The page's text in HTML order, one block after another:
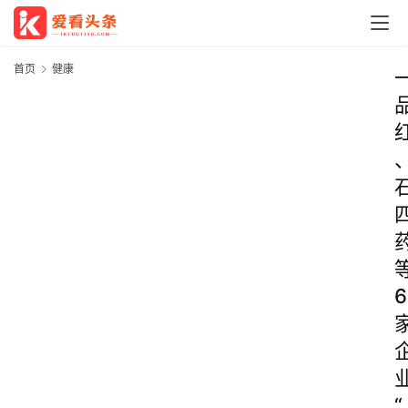
首页 健康
6